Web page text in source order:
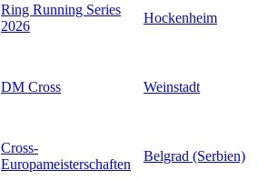
Ring Running Series
2026
Hockenheim
DM Cross Weinstadt
Cross-
Europameisterschaften
Belgrad (Serbien)